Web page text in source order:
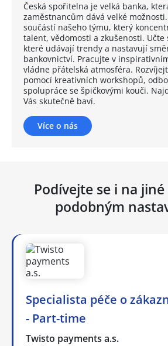
Česká spořitelna je velká banka,
zaměstnancům dává velké
součástí našeho týmu, který
talent, vědomosti a zkušenosti. Učte
které udávají trendy a nastavují
bankovnictví. Pracujte v
vládne přátelská atmosféra.
pomocí kreativních workshopů,
spolupráce se špičkovými kouči.
Vás skutečně baví.
Více o nás
Podívejte se i na
podobným
Specialista péče o
- Part-time
Twisto payments a.s.